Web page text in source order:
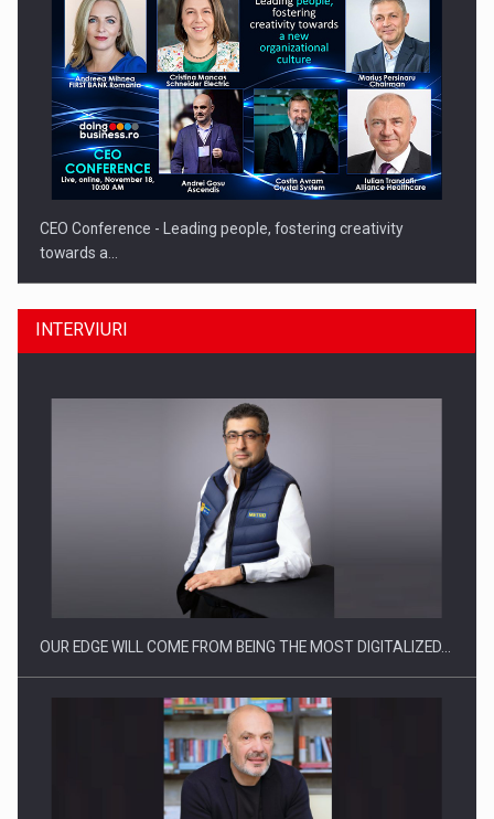
CEO Conference - Leading people, fostering creativity
towards a…
CEO Conference - Shaping The Future - Technology and…
INTERVIURI
OUR EDGE WILL COME FROM BEING THE MOST DIGITALIZED…